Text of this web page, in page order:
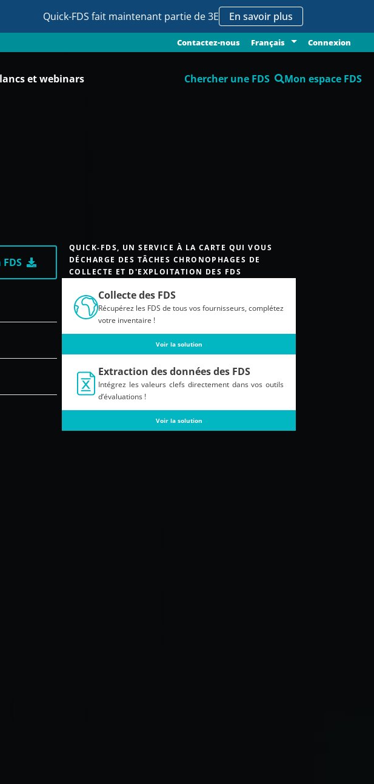
Quick-FDS fait maintenant partie de 3E En savoir plus
Contactez-nous Français Connexion
et webinars Chercher une FDS Mon espace FDS
QUICK-FDS, UN SERVICE À LA CARTE QUI VOUS
DÉCHARGE DES TÂCHES CHRONOPHAGES DE
COLLECTE ET D'EXPLOITATION DES FDS
Collecte des FDS
Récupérez les FDS de tous vos fournisseurs, complétez
votre inventaire !
Voir la solution
Extraction des données des FDS
Intégrez les valeurs clefs directement dans vos outils
d’évaluations !
Voir la solution